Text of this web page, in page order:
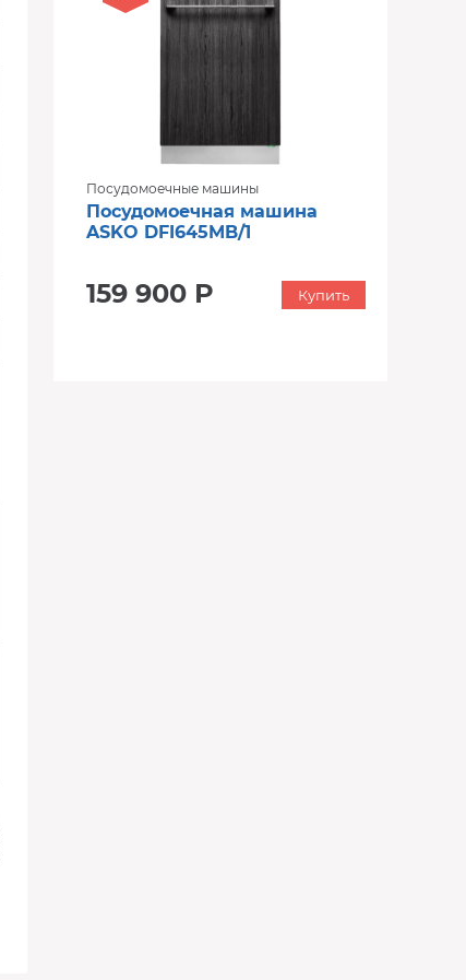
Посудомоечные машины
Посудомоечная машина
ASKO DFI645MB/1
159 900 Р Купить